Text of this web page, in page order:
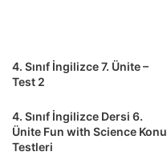
4. Sınıf İngilizce 7. Ünite –
Test 2
4. Sınıf İngilizce Dersi 6.
Ünite Fun with Science Konu
Testleri